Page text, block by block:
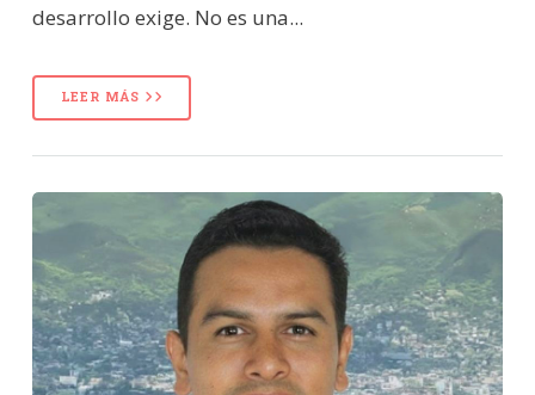
desarrollo exige. No es una...
LEER MÁS